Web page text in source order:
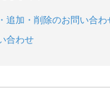
追加・削除のお問い合わ
合わせ